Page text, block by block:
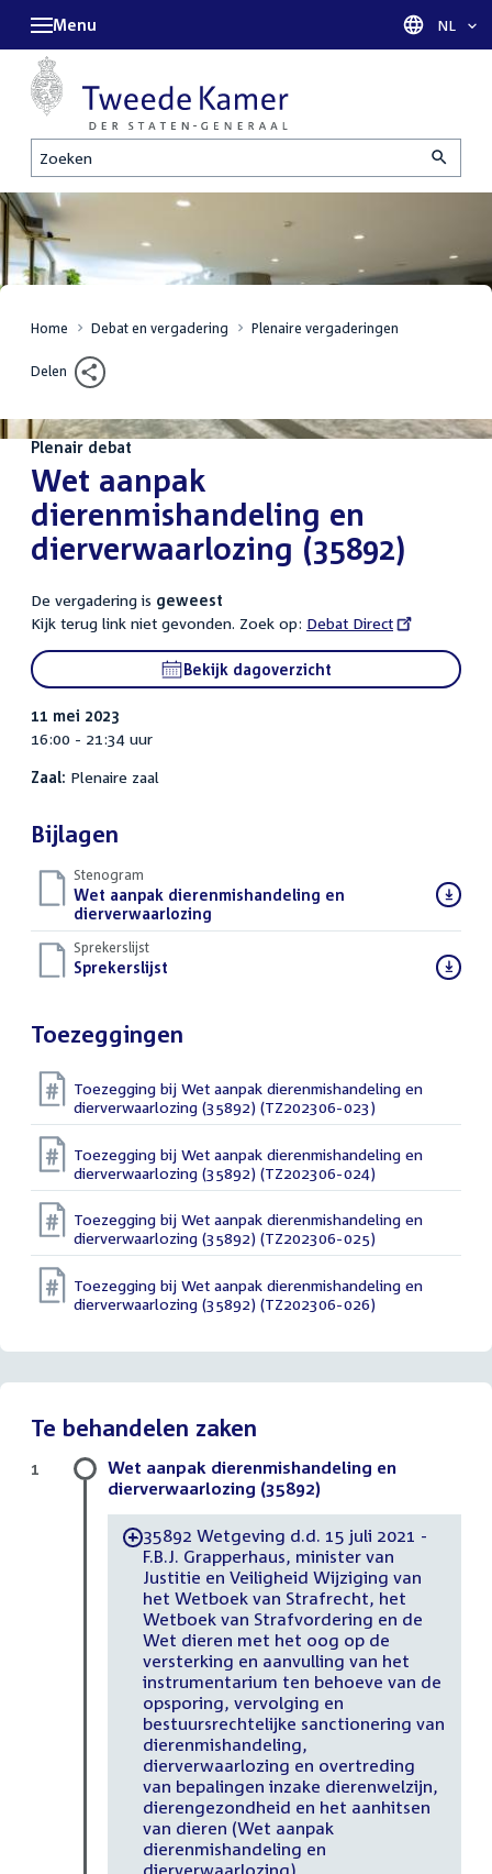
Zoeken
Menu Taal
NL
Home Debat en vergadering Plenaire vergaderingen
Delen
Plenair debat
:Wet aanpak
dierenmishandeling en
dierverwaarlozing (35892)
De vergadering is geweest
Kijk terug link niet gevonden. Zoek op: External
link:
Debat Direct
Bekijk dagoverzicht
11 mei 2023
16:00 - 21:34 uur
Zaal: Plenaire zaal
Bijlagen
Stenogram
Download
bestand:
Wet aanpak dierenmishandeling en
dierverwaarlozing
Sprekerslijst
Download
Sprekerslijst
Toezeggingen
Toezegging bij Wet aanpak dierenmishandeling en
dierverwaarlozing (35892) (TZ202306-023)
Toezegging bij Wet aanpak dierenmishandeling en
dierverwaarlozing (35892) (TZ202306-024)
Toezegging bij Wet aanpak dierenmishandeling en
dierverwaarlozing (35892) (TZ202306-025)
Toezegging bij Wet aanpak dierenmishandeling en
dierverwaarlozing (35892) (TZ202306-026)
Te behandelen zaken
Wet aanpak dierenmishandeling en
dierverwaarlozing (35892)
-35892 Wetgeving d.d. 15 juli 2021 -
F.B.J. Grapperhaus, minister van
Justitie en Veiligheid Wijziging van
het Wetboek van Strafrecht, het
Wetboek van Strafvordering en de
Wet dieren met het oog op de
versterking en aanvulling van het
instrumentarium ten behoeve van de
opsporing, vervolging en
bestuursrechtelijke sanctionering van
dierenmishandeling,
dierverwaarlozing en overtreding
van bepalingen inzake dierenwelzijn,
dierengezondheid en het aanhitsen
van dieren (Wet aanpak
dierenmishandeling en
1